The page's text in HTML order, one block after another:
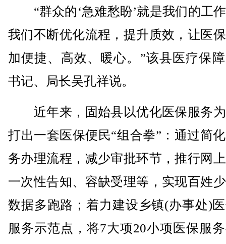
“群众的‘急难愁盼’就是我们的工
我们不断优化流程，提升质效，让医
加便捷、高效、暖心。”该县医疗保
书记、局长吴孔祥说。
近年来，固始县以优化医保服务
打出一套医保便民“组合拳”：通过简
务办理流程，减少审批环节，推行网
一次性告知、容缺受理等，实现百姓
数据多跑路；着力建设乡镇(办事处)
服务示范点，将7大项20小项医保服